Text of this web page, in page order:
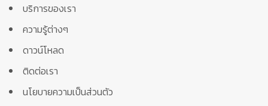
บริการของเรา
ความรู้ต่างๆ
ดาวน์โหลด
ติดต่อเรา
นโยบายความเป็นส่วนตัว